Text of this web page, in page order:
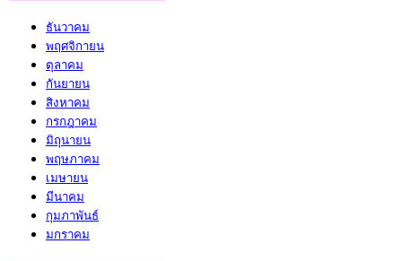
ธันวาคม
พฤศจิกายน
ตุลาคม
กันยายน
สิงหาคม
กรกฎาคม
มิถุนายน
พฤษภาคม
เมษายน
มีนาคม
กุมภาพันธ์
มกราคม